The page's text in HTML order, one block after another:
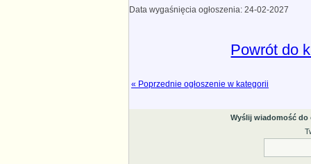
Data wygaśnięcia ogłoszenia: 24-02-2027
Powrót do
« Poprzednie ogłoszenie w kategorii
Wyślij wiadomość